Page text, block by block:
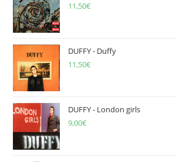
11,50€
DUFFY - Duffy
11,50€
DUFFY - London girls
9,00€